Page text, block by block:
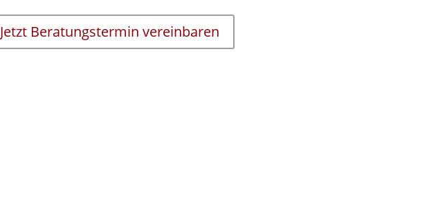
Jetzt Beratungstermin vereinbaren